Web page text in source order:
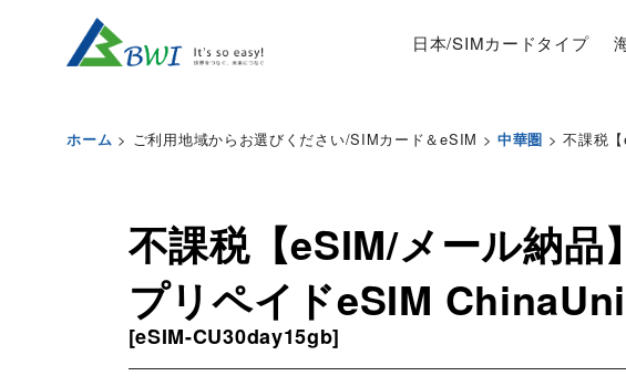
日本/SIMカードタイプ
ホーム > ご利用地域からお選びください/SIMカード＆eSIM > 中華圏 > 不課税
不課税【eSIM/メール納
プリペイドeSIM
[eSIM-CU30day15gb]